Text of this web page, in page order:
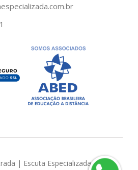
| Escuta Especializada Brasil |